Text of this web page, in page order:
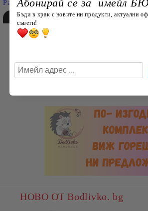
Разширено търсене
НОВО ОТ Bodlivko. bg
Абонирай се за имейл
Бъди в крак с новите ни продукти, актуални
съвети!